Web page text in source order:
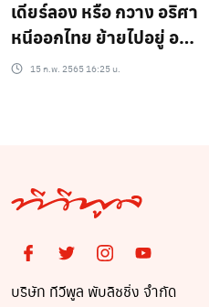
เดียร์ลอง หรือ กวาง อริศา
หนีออกไทย ย้ายไปอยู่ อยู่
เนเธอร์แลนด์ จะไม่กลับ
15 ก.พ. 2565 16:25 น.
บริษัท ทีวีพูล พับลิชชิ่ง จำกัด